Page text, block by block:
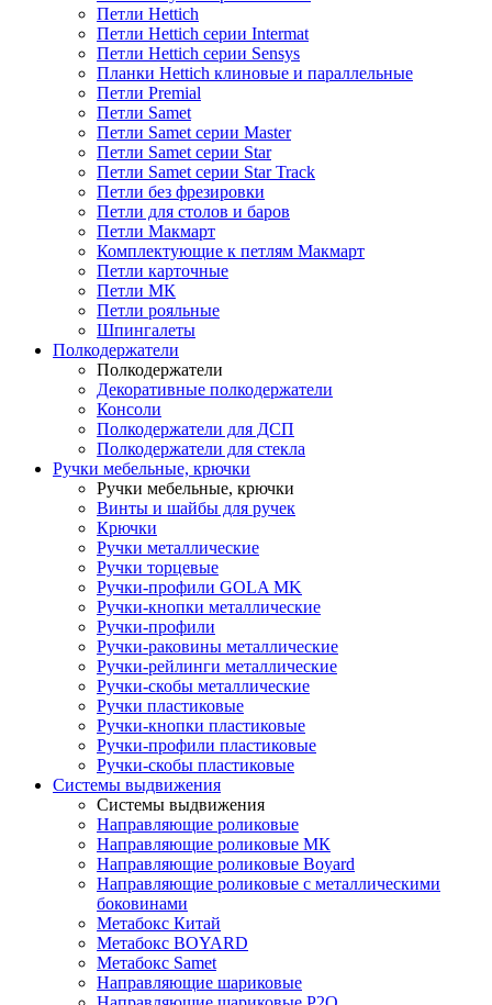
Петли Hettich
Петли Hettich серии Intermat
Петли Hettich серии Sensys
Планки Hettich клиновые и параллельные
Петли Premial
Петли Samet
Петли Samet серии Master
Петли Samet серии Star
Петли Samet серии Star Track
Петли без фрезировки
Петли для столов и баров
Петли Макмарт
Комплектующие к петлям Макмарт
Петли карточные
Петли МК
Петли рояльные
Шпингалеты
Полкодержатели
Полкодержатели
Декоративные полкодержатели
Консоли
Полкодержатели для ДСП
Полкодержатели для стекла
Ручки мебельные, крючки
Ручки мебельные, крючки
Винты и шайбы для ручек
Крючки
Ручки металлические
Ручки торцевые
Ручки-профили GOLA MK
Ручки-кнопки металлические
Ручки-профили
Ручки-раковины металлические
Ручки-рейлинги металлические
Ручки-скобы металлические
Ручки пластиковые
Ручки-кнопки пластиковые
Ручки-профили пластиковые
Ручки-скобы пластиковые
Системы выдвижения
Системы выдвижения
Направляющие роликовые
Направляющие роликовые МК
Направляющие роликовые Boyard
Направляющие роликовые с металлическими
боковинами
Метабокс Китай
Метабокс BOYARD
Метабокс Samet
Направляющие шариковые